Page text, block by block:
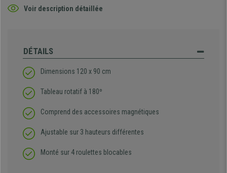
Voir description détaillée
DÉTAILS
Dimensions 120 x 90 cm
Tableau rotatif à 180º
Comprend des accessoires magnétiques
Ajustable sur 3 hauteurs différentes
Monté sur 4 roulettes blocables